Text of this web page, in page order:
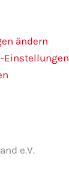
ändern
Einstellungen
e.V.